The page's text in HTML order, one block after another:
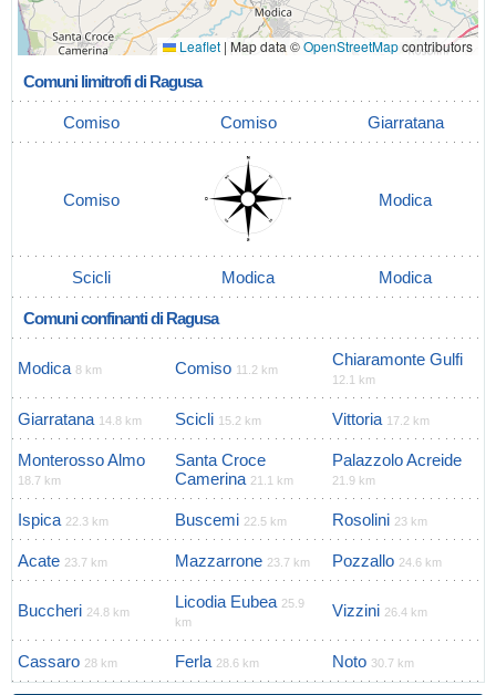
Leaflet | Map data ©OpenStreetMapcontributors
Comuni limitrofi di Ragusa
Comiso Comiso Giarratana
Comiso Modica
Scicli Modica Modica
Comuni confinanti di Ragusa
Modica 8 km Comiso 11.2 km
Chiaramonte Gulfi
12.1 km
Giarratana 14.8 km Scicli 15.2 km Vittoria 17.2 km
Monterosso Almo
18.7 km
Santa Croce
Camerina 21.1 km
Palazzolo Acreide
21.9 km
Ispica 22.3 km Buscemi 22.5 km Rosolini 23 km
Acate 23.7 km Mazzarrone 23.7 km Pozzallo 24.6 km
Buccheri 24.8 km
Licodia Eubea 25.9
km
Vizzini 26.4 km
Cassaro 28 km Ferla 28.6 km Noto 30.7 km